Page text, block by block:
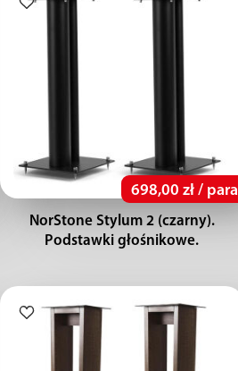
698,00 zł / para
NorStone Stylum 2 (czarny).
Podstawki głośnikowe.